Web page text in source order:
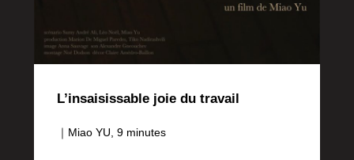
L’insaisissable joie du travail
｜Miao YU, 9 minutes